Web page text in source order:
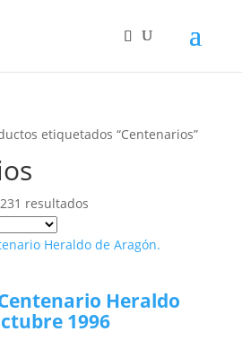
etiquetados “Centenarios”
resultados
Heraldo
1996